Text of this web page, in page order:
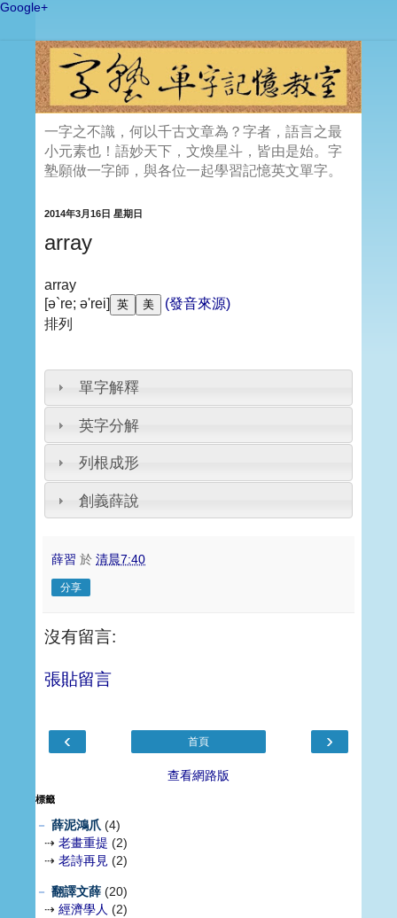
Google+
一字之不識，何以千古文章為？字者，語言之最
小元素也！語妙天下，文煥星斗，皆由是始。字
塾願做一字師，與各位一起學習記憶英文單字。
2014年3月16日 星期日
array
array
[ə`re; ə'rei]
(發音來源)
排列
單字解釋
英字分解
列根成形
創義薛說
薛習 於 清晨7:40
分享
沒有留言:
張貼留言
‹ ›
首頁
查看網路版
標籤
－ 薛泥鴻爪 (4)
⇢ 老畫重提 (2)
⇢ 老詩再見 (2)
－ 翻譯文薛 (20)
⇢ 經濟學人 (2)